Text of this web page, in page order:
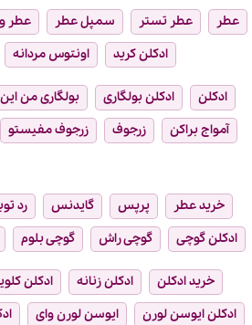
عطر عطر تستر سمپل عطر عطر
ادکلن کرید
اونتوس مردانه
ادکلن ادکلن بولگاری بولگاری من
آمواج براکن
زرجوف زرجوف مفیستو
خرید عطر پرپس گایدنس رد
ادکلن گوچی
گوچی راش گوچی بلوم
خرید ادکلن ادکلن زنانه ادکلن
ادکلن ایوسن لورن
ایوسن لورن وای